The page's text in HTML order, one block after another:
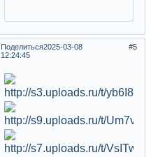
Поделиться 5
2025-03-08
12:24:45